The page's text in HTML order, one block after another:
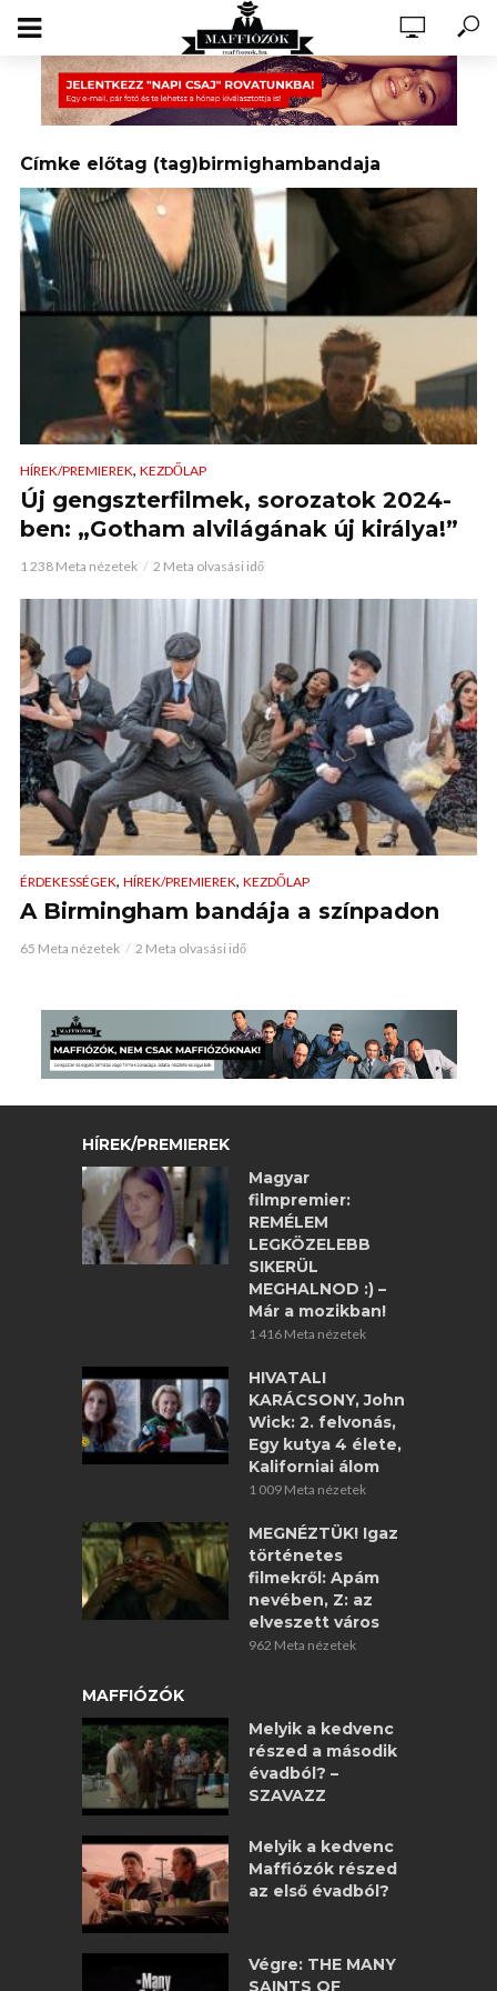
Címke előtag (tag)birmighambandaja
HÍREK/PREMIEREK, KEZDŐLAP
Új gengszterfilmek, sorozatok 2024-
ben: „Gotham alvilágának új királya!”
1 238 Meta nézetek 2 Meta olvasási idő
ÉRDEKESSÉGEK, HÍREK/PREMIEREK, KEZDŐLAP
A Birmingham bandája a színpadon
65 Meta nézetek 2 Meta olvasási idő
HÍREK/PREMIEREK
Magyar
filmpremier:
REMÉLEM
LEGKÖZELEBB
SIKERÜL
MEGHALNOD :) –
Már a mozikban!
1 416 Meta nézetek
HIVATALI
KARÁCSONY, John
Wick: 2. felvonás,
Egy kutya 4 élete,
Kaliforniai álom
1 009 Meta nézetek
MEGNÉZTÜK! Igaz
történetes
filmekről: Apám
nevében, Z: az
elveszett város
962 Meta nézetek
MAFFIÓZÓK
Melyik a kedvenc
részed a második
évadból? –
SZAVAZZ
Melyik a kedvenc
Maffiózók részed
az első évadból?
Végre: THE MANY
SAINTS OF